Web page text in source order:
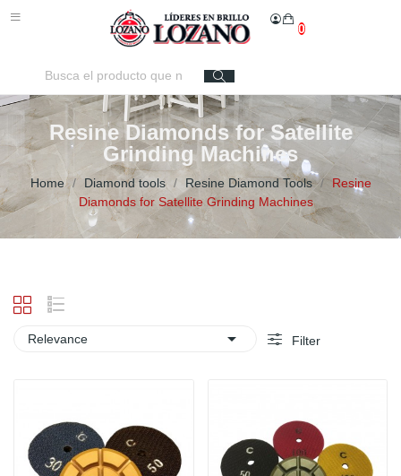
0
Resine Diamonds for Satellite
Grinding Machines
Home Diamond tools Resine Diamond Tools
Resine
Diamonds for Satellite Grinding Machines
Relevance  Filter